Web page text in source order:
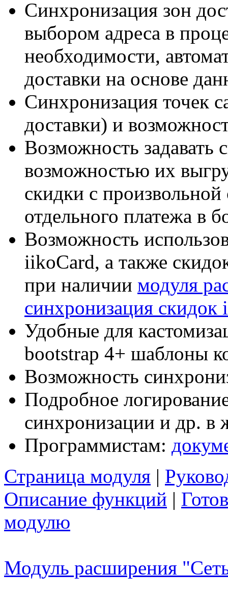
Cинхронизация зон
выбором адреса в
необходимости,
доставки на основе
Синхронизация точек
доставки) и
Возможность задавать
возможностью их
скидки с
отдельного платежа в
Возможность
iikoCard, а также
при наличии модуля
синхронизация скидок
Удобные для
bootstrap 4+ шаблоны
Возможность
Подробное
синхронизации и др. в
Программистам:
Страница модуля |
Описание функций |
модулю
Модуль расширения